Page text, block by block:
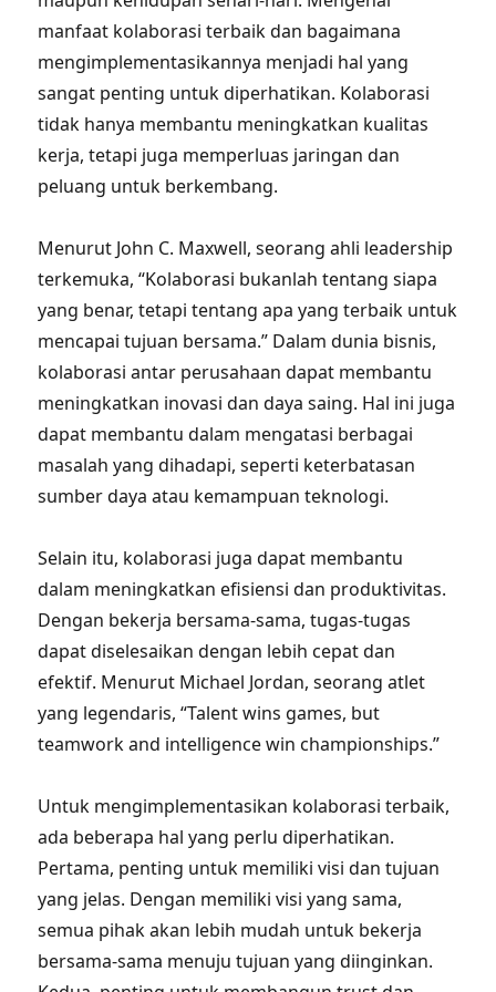
manfaat kolaborasi terbaik dan bagaimana
mengimplementasikannya menjadi hal yang
sangat penting untuk diperhatikan. Kolaborasi
tidak hanya membantu meningkatkan kualitas
kerja, tetapi juga memperluas jaringan dan
peluang untuk berkembang.
Menurut John C. Maxwell, seorang ahli leadership
terkemuka, “Kolaborasi bukanlah tentang siapa
yang benar, tetapi tentang apa yang terbaik untuk
mencapai tujuan bersama.” Dalam dunia bisnis,
kolaborasi antar perusahaan dapat membantu
meningkatkan inovasi dan daya saing. Hal ini juga
dapat membantu dalam mengatasi berbagai
masalah yang dihadapi, seperti keterbatasan
sumber daya atau kemampuan teknologi.
Selain itu, kolaborasi juga dapat membantu
dalam meningkatkan efisiensi dan produktivitas.
Dengan bekerja bersama-sama, tugas-tugas
dapat diselesaikan dengan lebih cepat dan
efektif. Menurut Michael Jordan, seorang atlet
yang legendaris, “Talent wins games, but
teamwork and intelligence win championships.”
Untuk mengimplementasikan kolaborasi terbaik,
ada beberapa hal yang perlu diperhatikan.
Pertama, penting untuk memiliki visi dan tujuan
yang jelas. Dengan memiliki visi yang sama,
semua pihak akan lebih mudah untuk bekerja
bersama-sama menuju tujuan yang diinginkan.